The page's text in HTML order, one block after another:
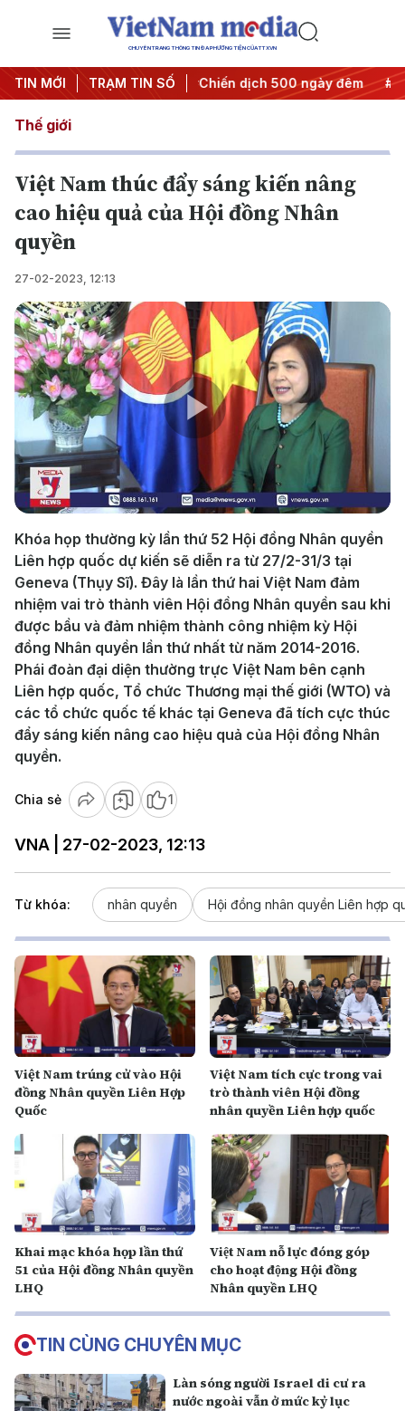
CHUYÊN TRANG THÔNG TIN ĐA PHƯƠNG TIỆN CỦA TTXVN
TIN MỚI TRẠM TIN SỐ
thành hành động #Chiến dịch 500 ngày đêm #Chống
Thế giới
Việt Nam thúc đẩy sáng kiến nâng
cao hiệu quả của Hội đồng Nhân
quyền
27-02-2023, 12:13
Play
Video
Khóa họp thường kỳ lần thứ 52 Hội đồng Nhân quyền
Liên hợp quốc dự kiến sẽ diễn ra từ 27/2-31/3 tại
Geneva (Thụy Sĩ). Đây là lần thứ hai Việt Nam đảm
nhiệm vai trò thành viên Hội đồng Nhân quyền sau khi
được bầu và đảm nhiệm thành công nhiệm kỳ Hội
đồng Nhân quyền lần thứ nhất từ năm 2014-2016.
Phái đoàn đại diện thường trực Việt Nam bên cạnh
Liên hợp quốc, Tổ chức Thương mại thế giới (WTO) và
các tổ chức quốc tế khác tại Geneva đã tích cực thúc
đẩy sáng kiến nâng cao hiệu quả của Hội đồng Nhân
quyền.
Chia sẻ 1
VNA | 27-02-2023, 12:13
Từ khóa: nhân quyền Hội đồng nhân quyền Liên hợp
Việt Nam trúng cử vào Hội
đồng Nhân quyền Liên Hợp
Quốc
Việt Nam tích cực trong vai
trò thành viên Hội đồng
nhân quyền Liên hợp quốc
Khai mạc khóa họp lần thứ
51 của Hội đồng Nhân quyền
LHQ
Việt Nam nỗ lực đóng góp
cho hoạt động Hội đồng
Nhân quyền LHQ
TIN CÙNG CHUYÊN MỤC
Làn sóng người Israel di cư ra
nước ngoài vẫn ở mức kỷ lục